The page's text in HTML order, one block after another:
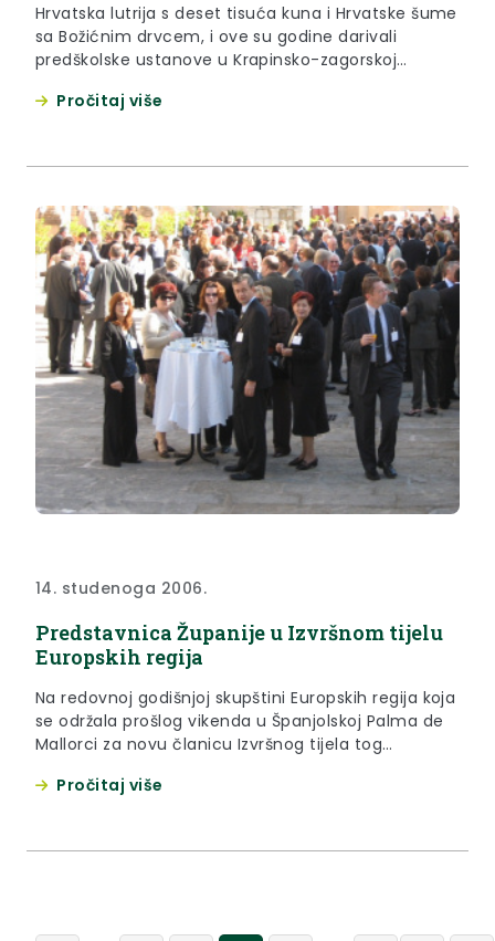
Hrvatska lutrija s deset tisuća kuna i Hrvatske šume
sa Božićnim drvcem, i ove su godine darivali
predškolske ustanove u Krapinsko-zagorskoj
primio Dječji vrtić "Pušlek" u Mariji Bistrici, a
upravitelj Šumarije Donja Stubica, a županica
Vlasta Hubicki je djeci donijeli dvije velike košarice
pune slatkiša.
Pročitaj više
14. studenoga 2006.
Predstavnica Županije u Izvršnom tijelu
Europskih regija
Na redovnoj godišnjoj skupštini Europskih regija koja
se održala prošlog vikenda u Španjolskoj Palma de
Mallorci za novu članicu Izvršnog tijela tog
Krapinsko-zagorske županije. Ona je izabrana kao
Pročitaj više